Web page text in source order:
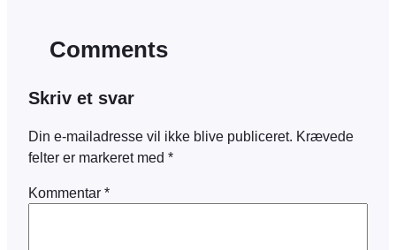
Comments
Skriv et svar
Din e-mailadresse vil ikke blive publiceret. Krævede
felter er markeret med *
Kommentar *